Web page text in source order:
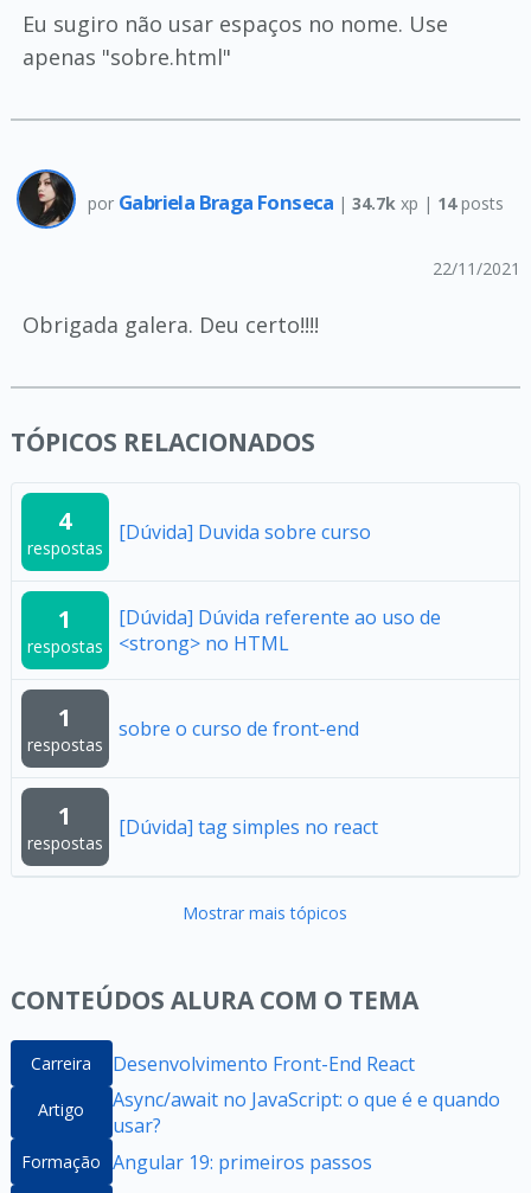
Eu sugiro não usar espaços no nome. Use
apenas "sobre.html"
por Gabriela Braga Fonseca |34.7k xp | 14posts
22/11/2021
Obrigada galera. Deu certo!!!!
TÓPICOS RELACIONADOS
4
respostas
[Dúvida] Duvida sobre curso
1
respostas
[Dúvida] Dúvida referente ao uso de
<strong> no HTML
1
respostas
sobre o curso de front-end
1
respostas
[Dúvida] tag simples no react
Mostrar mais tópicos
CONTEÚDOS ALURA COM O TEMA
Carreira Desenvolvimento Front-End React
Artigo
Async/await no JavaScript: o que é e quando
usar?
Formação Angular 19: primeiros passos